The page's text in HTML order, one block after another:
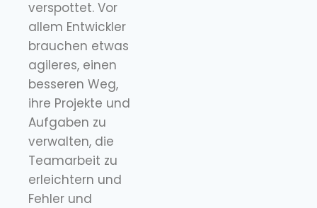
verspottet. Vor
allem Entwickler
brauchen etwas
agileres, einen
besseren Weg,
ihre Projekte und
Aufgaben zu
verwalten, die
Teamarbeit zu
erleichtern und
Fehler und